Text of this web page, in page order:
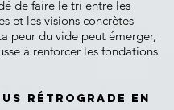
de faire le tri entre les
et les visions concrètes
peur du vide peut émerger,
à renforcer les fondations
rétrograde en